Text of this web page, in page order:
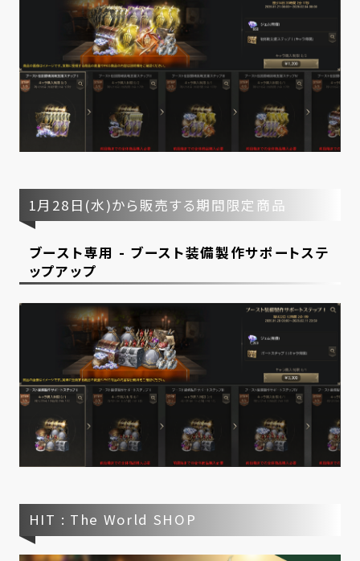
1月28日(水)から販売する期間限定商品
ブースト専用 - ブースト装備製作サポートステ
ップアップ
HIT : The World SHOP